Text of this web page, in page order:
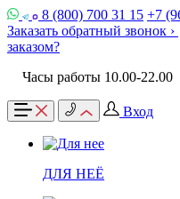
8 (800) 700 31 15 +7
Заказать обратный звонок ›
заказом?
Часы работы 10.00-22.00
Вход
ДЛЯ НЕЁ